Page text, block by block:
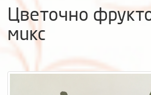
Цветочно
микс